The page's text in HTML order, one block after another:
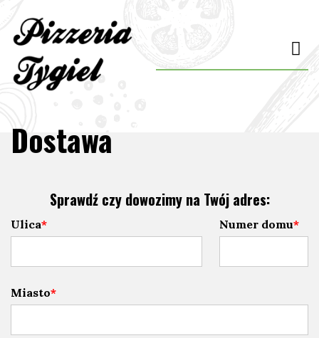
Dostawa
Sprawdź czy dowozimy na Twój adres:
Ulica Numer domu
Miasto